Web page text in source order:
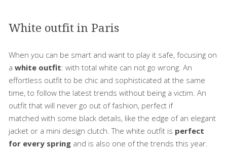
White outfit in Paris
When you can be smart and want to play it safe, focusing on
awhite outfit: with total white can not go wrong. An
effortless outfit to be chic and sophisticated at the same
time, to follow the latest trends without being a victim. An
outfit that will never go out of fashion, perfect if
matched with some black details, like the edge of an elegant
jacket or a mini design clutch. The white outfit is perfect
for every spring and is also one of the trends this year.